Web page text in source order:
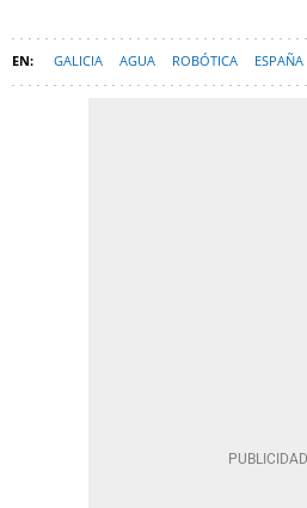
GALICIA AGUA ROBÓTICA ESPAÑA